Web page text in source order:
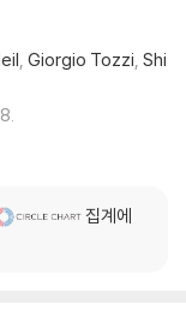
Giorgio Tozzi Shi
집계에